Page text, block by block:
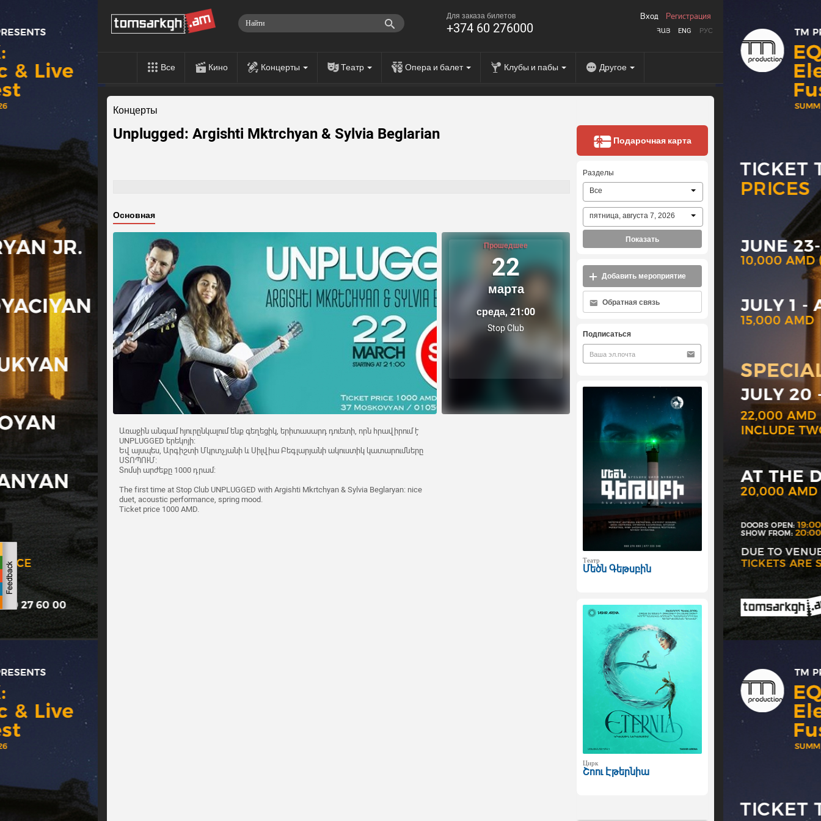
Для заказа билетов
+374 60 276000 ՀԱՅ ENG РУС
Вход Регистрация
Все Кино Концерты Театр Опера и балет Клубы и пабы Другое
Концерты
Unplugged: Argishti Mktrchyan & Sylvia Beglarian
Основная
Прошедшее
22
марта
среда, 21:00
Stop Club
Առաջին անգամ հյուրընկալում ենք գեղեցիկ, երիտասարդ դուետի, որն հրավիրում է
UNPLUGGED երեկոյի:
Եվ այսպես, Արգիշտի Մկրտչյանի և Սիլվիա Բեգլարյանի ակուստիկ կատարումները
ՍՏՈՊՈՒՄ:
Տոմսի արժեքը 1000 դրամ:
The first time at Stop Club UNPLUGGED with Argishti Mkrtchyan & Sylvia Beglaryan: nice
duet, acoustic performance, spring mood.
Ticket price 1000 AMD.
Подарочная карта
Разделы
Все
пятница, августа 7, 2026
Показать
Добавить мероприятие
Обратная связь
Подписаться
Театр
Մեծն Գեթսբին
Цирк
Շոու Էթերնիա